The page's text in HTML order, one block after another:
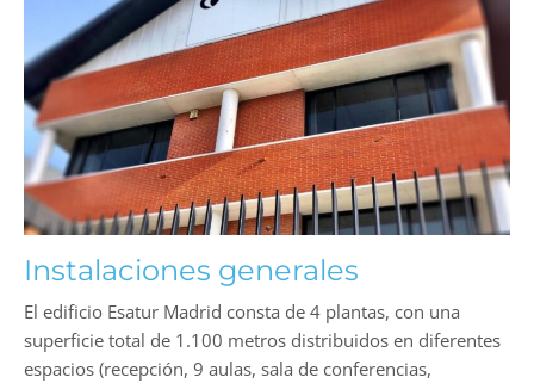
Instalaciones generales
El edificio Esatur Madrid consta de 4 plantas, con una
superficie total de 1.100 metros distribuidos en diferentes
espacios (recepción, 9 aulas, sala de conferencias,